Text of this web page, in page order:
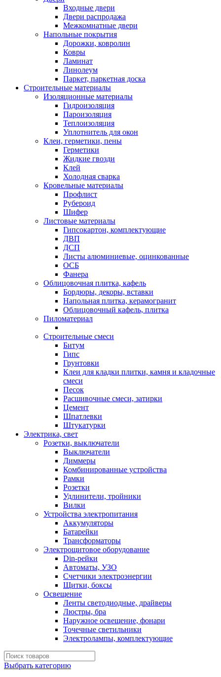
Входные двери
Двери распродажа
Межкомнатные двери
Напольные покрытия
Дорожки, ковролин
Ковры
Ламинат
Линолеум
Паркет, паркетная доска
Строительные материалы
Изоляционные материалы
Гидроизоляция
Пароизоляция
Теплоизоляция
Уплотнитель для окон
Клеи, герметики, пены
Герметики
Жидкие гвозди
Клей
Холодная сварка
Кровельные материалы
Профлист
Рубероид
Шифер
Листовые материалы
Гипсокартон, комплектующие
ДВП
ДСП
Листы алюминиевые, оцинкованные
ОСБ
Фанера
Облицовочная плитка, кафель
Бордюры, декоры, вставки
Напольная плитка, керамогранит
Облицовочный кафель, плитка
Пиломатериал
Строительные смеси
Битум
Гипс
Грунтовки
Клеи для кладки плитки, камня и кладочные
смеси
Песок
Расшивочные смеси, затирки
Цемент
Шпатлевки
Штукатурки
Электрика, свет
Розетки, выключатели
Выключатели
Диммеры
Комбинированные устройства
Рамки
Розетки
Удлинители, тройники
Вилки
Устройства электропитания
Аккумуляторы
Батарейки
Трансформаторы
Электрощитовое оборудование
Din-рейки
Автоматы, УЗО
Счетчики электроэнергии
Щитки, боксы
Освещение
Ленты светодиодные, драйверы
Люстры, бра
Наружное освещение, фонари
Точечные светильники
Электролампы, комплектующие
Выбрать категорию